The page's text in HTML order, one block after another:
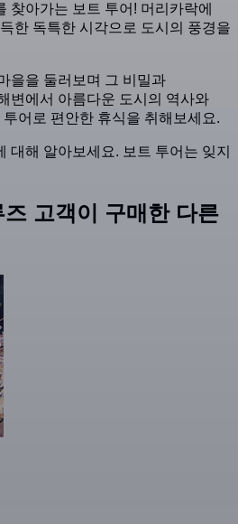
찾아가는 보트 투어! 머리카락에
한 독특한 시각으로 도시의 풍경을
을을 둘러보며 그 비밀과
변에서 아름다운 도시의 역사와
어로 편안한 휴식을 취해보세요.
대해 알아보세요. 보트 투어는 잊지
고객이 구매한 다른